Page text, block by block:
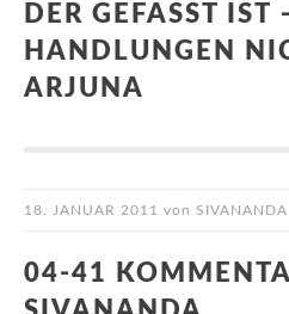
DER GEFASST
HANDLUNGEN
ARJUNA
18. JANUAR 2011 von SIVANANDA
04-41